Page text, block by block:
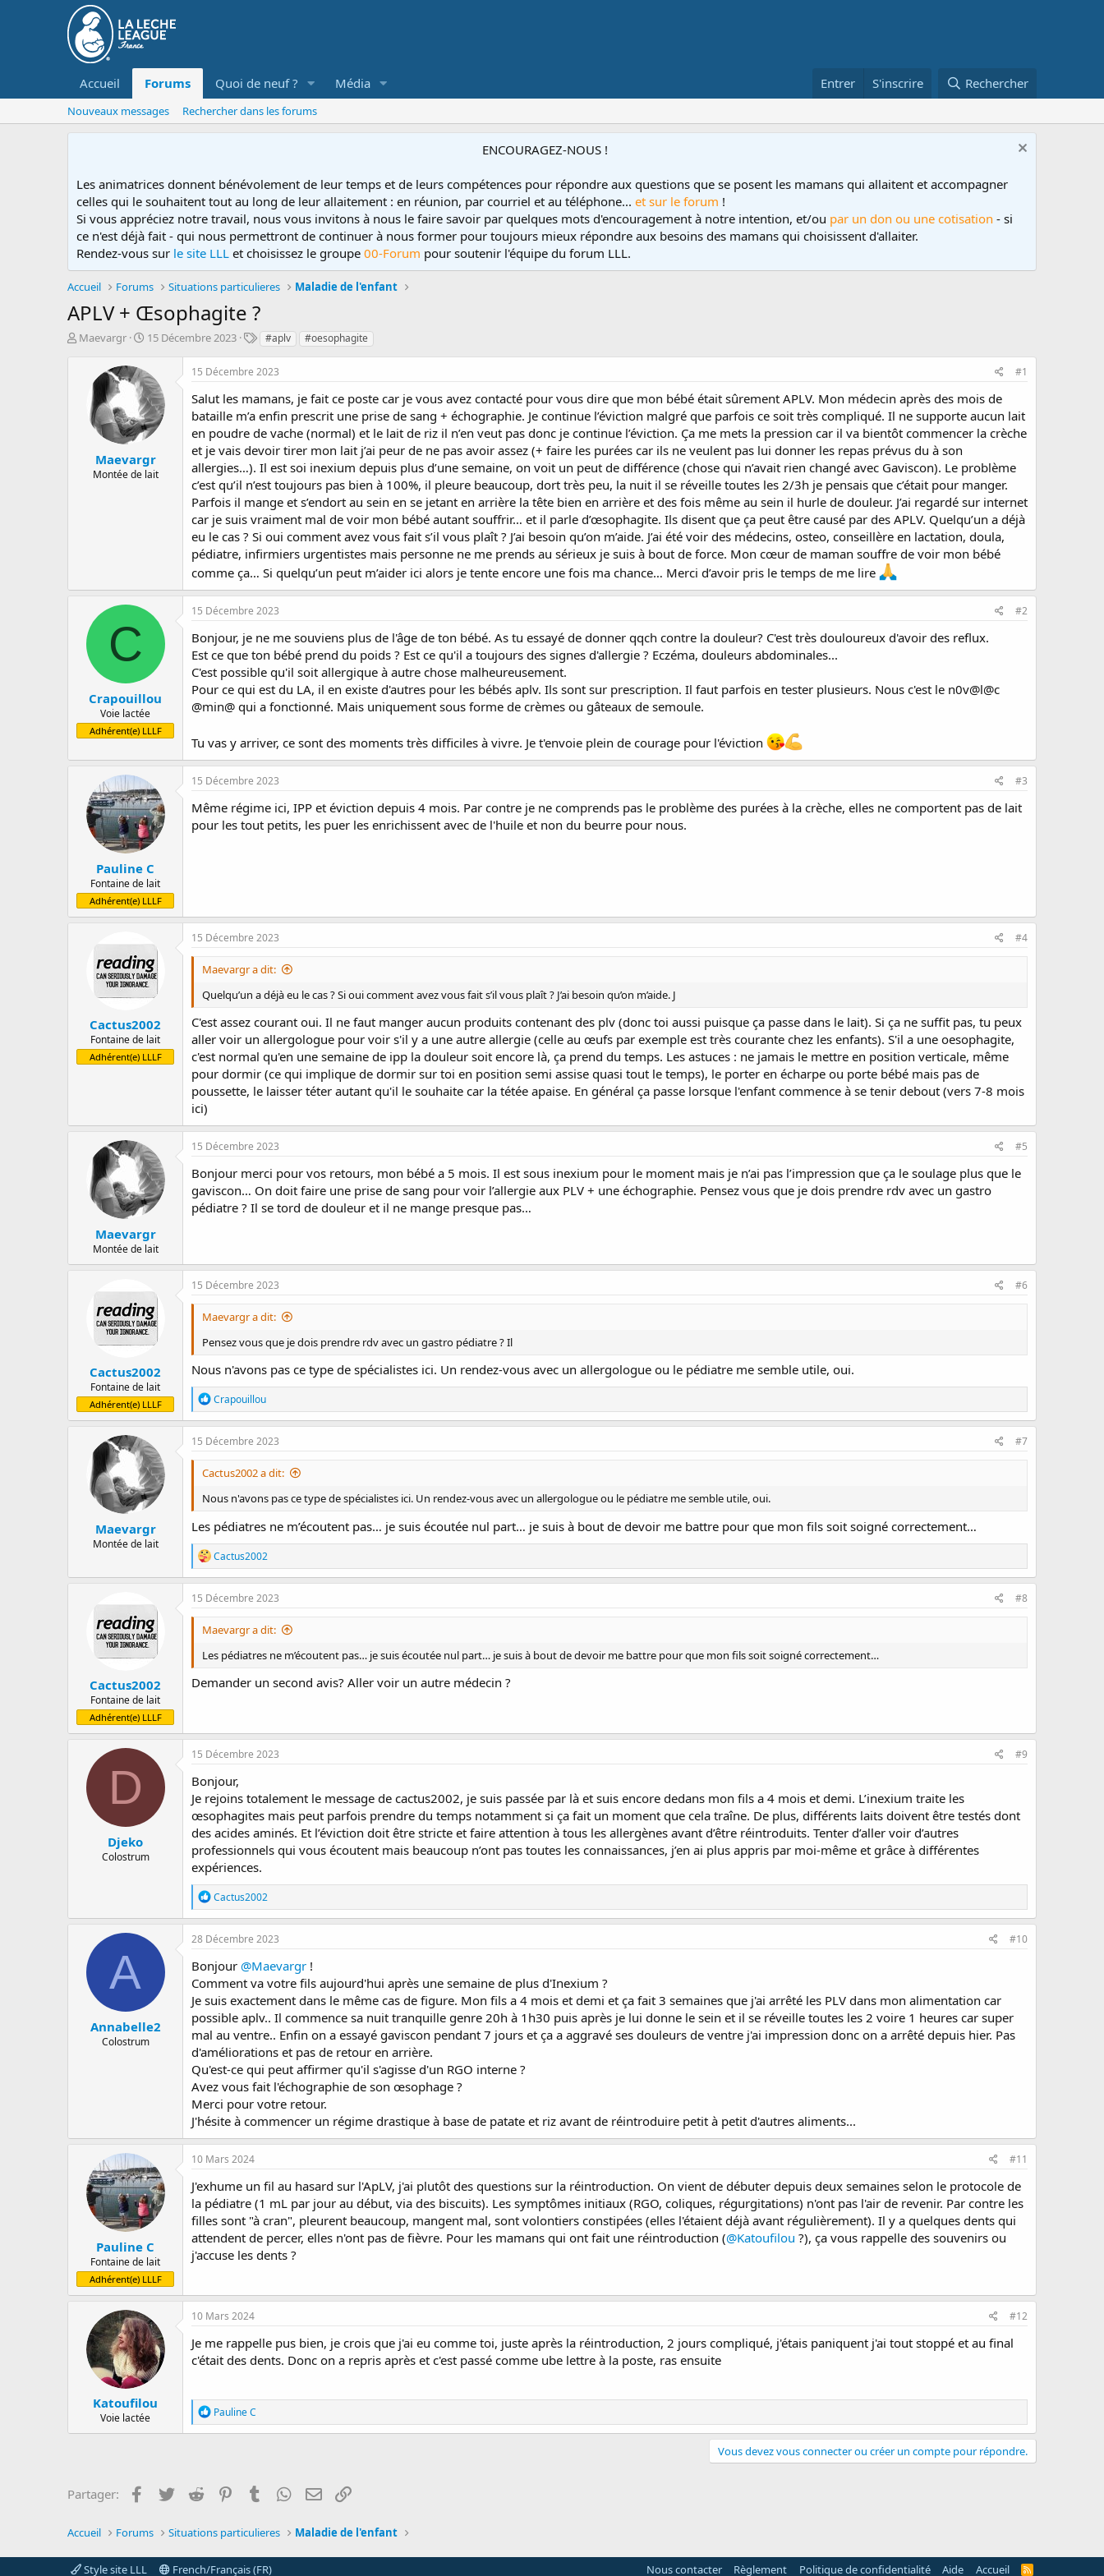
Accueil Forums Quoi de neuf ? Média Entrer S'inscrire Rechercher
Nouveaux messages Rechercher dans les forums
ENCOURAGEZ-NOUS !
Les animatrices donnent bénévolement de leur temps et de leurs compétences pour répondre aux questions que se posent les mamans qui allaitent et accompagner
celles qui le souhaitent tout au long de leur allaitement : en réunion, par courriel et au téléphone... et sur le forum !
Si vous appréciez notre travail, nous vous invitons à nous le faire savoir par quelques mots d'encouragement à notre intention, et/ou par un don ou une cotisation - si
ce n'est déjà fait - qui nous permettront de continuer à nous former pour toujours mieux répondre aux besoins des mamans qui choisissent d'allaiter.
Rendez-vous sur le site LLL et choisissez le groupe 00-Forum pour soutenir l'équipe du forum LLL.
Accueil Forums Situations particulieres Maladie de l'enfant
APLV + Œsophagite ?
D
Maevargr
D
e
d
e
d
é
b
u
15 Décembre 2023
T
g
#aplv #oesophagite
Maevargr
Montée de lait
15 Décembre 2023 #1
Salut les mamans, je fait ce poste car je vous avez contacté pour vous dire que mon bébé était sûrement APLV. Mon médecin après des mois de
bataille m’a enfin prescrit une prise de sang + échographie. Je continue l’éviction malgré que parfois ce soit très compliqué. Il ne supporte aucun lait
en poudre de vache (normal) et le lait de riz il n’en veut pas donc je continue l’éviction. Ça me mets la pression car il va bientôt commencer la crèche
et je vais devoir tirer mon lait j’ai peur de ne pas avoir assez (+ faire les purées car ils ne veulent pas lui donner les repas prévus du à son
allergies…). Il est soi inexium depuis plus d’une semaine, on voit un peut de différence (chose qui n’avait rien changé avec Gaviscon). Le problème
c’est qu’il n’est toujours pas bien à 100%, il pleure beaucoup, dort très peu, la nuit il se réveille toutes les 2/3h je pensais que c’était pour manger.
Parfois il mange et s’endort au sein en se jetant en arrière la tête bien en arrière et des fois même au sein il hurle de douleur. J’ai regardé sur internet
car je suis vraiment mal de voir mon bébé autant souffrir… et il parle d’œsophagite. Ils disent que ça peut être causé par des APLV. Quelqu’un a déjà
eu le cas ? Si oui comment avez vous fait s’il vous plaît ? J’ai besoin qu’on m’aide. J’ai été voir des médecins, osteo, conseillère en lactation, doula,
pédiatre, infirmiers urgentistes mais personne ne me prends au sérieux je suis à bout de force. Mon cœur de maman souffre de voir mon bébé
comme ça… Si quelqu’un peut m’aider ici alors je tente encore une fois ma chance… Merci d’avoir pris le temps de me lire
C
Crapouillou
Voie lactée
Adhérent(e) LLLF
15 Décembre 2023 #2
Bonjour, je ne me souviens plus de l'âge de ton bébé. As tu essayé de donner qqch contre la douleur? C'est très douloureux d'avoir des reflux.
Est ce que ton bébé prend du poids ? Est ce qu'il a toujours des signes d'allergie ? Eczéma, douleurs abdominales...
C'est possible qu'il soit allergique à autre chose malheureusement.
Pour ce qui est du LA, il en existe d'autres pour les bébés aplv. Ils sont sur prescription. Il faut parfois en tester plusieurs. Nous c'est le n0v@l@c
@min@ qui a fonctionné. Mais uniquement sous forme de crèmes ou gâteaux de semoule.
Tu vas y arriver, ce sont des moments très difficiles à vivre. Je t'envoie plein de courage pour l'éviction
Pauline C
Fontaine de lait
Adhérent(e) LLLF
15 Décembre 2023 #3
Même régime ici, IPP et éviction depuis 4 mois. Par contre je ne comprends pas le problème des purées à la crèche, elles ne comportent pas de lait
pour les tout petits, les puer les enrichissent avec de l'huile et non du beurre pour nous.
Cactus2002
Fontaine de lait
Adhérent(e) LLLF
15 Décembre 2023 #4
Maevargr a dit:
Quelqu’un a déjà eu le cas ? Si oui comment avez vous fait s’il vous plaît ? J’ai besoin qu’on m’aide. J
C'est assez courant oui. Il ne faut manger aucun produits contenant des plv (donc toi aussi puisque ça passe dans le lait). Si ça ne suffit pas, tu peux
aller voir un allergologue pour voir s'il y a une autre allergie (celle au œufs par exemple est très courante chez les enfants). S'il a une oesophagite,
c'est normal qu'en une semaine de ipp la douleur soit encore là, ça prend du temps. Les astuces : ne jamais le mettre en position verticale, même
pour dormir (ce qui implique de dormir sur toi en position semi assise quasi tout le temps), le porter en écharpe ou porte bébé mais pas de
poussette, le laisser téter autant qu'il le souhaite car la tétée apaise. En général ça passe lorsque l'enfant commence à se tenir debout (vers 7-8 mois
ici)
Maevargr
Montée de lait
15 Décembre 2023 #5
Bonjour merci pour vos retours, mon bébé a 5 mois. Il est sous inexium pour le moment mais je n’ai pas l’impression que ça le soulage plus que le
gaviscon… On doit faire une prise de sang pour voir l’allergie aux PLV + une échographie. Pensez vous que je dois prendre rdv avec un gastro
pédiatre ? Il se tord de douleur et il ne mange presque pas…
Cactus2002
Fontaine de lait
Adhérent(e) LLLF
15 Décembre 2023 #6
Maevargr a dit:
Pensez vous que je dois prendre rdv avec un gastro pédiatre ? Il
Nous n'avons pas ce type de spécialistes ici. Un rendez-vous avec un allergologue ou le pédiatre me semble utile, oui.
R
é
a
c
o
s
Crapouillou
Maevargr
Montée de lait
15 Décembre 2023 #7
Cactus2002 a dit:
Nous n'avons pas ce type de spécialistes ici. Un rendez-vous avec un allergologue ou le pédiatre me semble utile, oui.
Les pédiatres ne m’écoutent pas… je suis écoutée nul part… je suis à bout de devoir me battre pour que mon fils soit soigné correctement…
R
é
a
c
o
s
Cactus2002
Cactus2002
Fontaine de lait
Adhérent(e) LLLF
15 Décembre 2023 #8
Maevargr a dit:
Les pédiatres ne m’écoutent pas… je suis écoutée nul part… je suis à bout de devoir me battre pour que mon fils soit soigné correctement…
Demander un second avis? Aller voir un autre médecin ?
D
Djeko
Colostrum
15 Décembre 2023 #9
Bonjour,
Je rejoins totalement le message de cactus2002, je suis passée par là et suis encore dedans mon fils a 4 mois et demi. L’inexium traite les
œsophagites mais peut parfois prendre du temps notamment si ça fait un moment que cela traîne. De plus, différents laits doivent être testés dont
des acides aminés. Et l’éviction doit être stricte et faire attention à tous les allergènes avant d’être réintroduits. Tenter d’aller voir d’autres
professionnels qui vous écoutent mais beaucoup n’ont pas toutes les connaissances, j’en ai plus appris par moi-même et grâce à différentes
expériences.
R
é
a
c
i
o
n
s
:
Cactus2002
A
Annabelle2
Colostrum
28 Décembre 2023 #10
Bonjour @Maevargr !
Comment va votre fils aujourd'hui après une semaine de plus d'Inexium ?
Je suis exactement dans le même cas de figure. Mon fils a 4 mois et demi et ça fait 3 semaines que j'ai arrêté les PLV dans mon alimentation car
possible aplv.. Il commence sa nuit tranquille genre 20h à 1h30 puis après je lui donne le sein et il se réveille toutes les 2 voire 1 heures car super
mal au ventre.. Enfin on a essayé gaviscon pendant 7 jours et ça a aggravé ses douleurs de ventre j'ai impression donc on a arrêté depuis hier. Pas
d'améliorations et pas de retour en arrière.
Qu'est-ce qui peut affirmer qu'il s'agisse d'un RGO interne ?
Avez vous fait l'échographie de son œsophage ?
Merci pour votre retour.
J'hésite à commencer un régime drastique à base de patate et riz avant de réintroduire petit à petit d'autres aliments...
Pauline C
Fontaine de lait
Adhérent(e) LLLF
10 Mars 2024 #11
J'exhume un fil au hasard sur l'ApLV, j'ai plutôt des questions sur la réintroduction. On vient de débuter depuis deux semaines selon le protocole de
la pédiatre (1 mL par jour au début, via des biscuits). Les symptômes initiaux (RGO, coliques, régurgitations) n'ont pas l'air de revenir. Par contre les
filles sont "à cran", pleurent beaucoup, mangent mal, sont volontiers constipées (elles l'étaient déjà avant régulièrement). Il y a quelques dents qui
attendent de percer, elles n'ont pas de fièvre. Pour les mamans qui ont fait une réintroduction (@Katoufilou ?), ça vous rappelle des souvenirs ou
j'accuse les dents ?
Katoufilou
Voie lactée
10 Mars 2024 #12
Je me rappelle pus bien, je crois que j'ai eu comme toi, juste après la réintroduction, 2 jours compliqué, j'étais paniquent j'ai tout stoppé et au final
c'était des dents. Donc on a repris après et c'est passé comme ube lettre à la poste, ras ensuite
R
é
a
:
Pauline C
Vous devez vous connecter ou créer un compte pour répondre.
Partager: Facebook
Twitter Reddit PinterestTumblr WhatsApp
E-mail
Accueil Forums Situations particulieres Maladie de l'enfant
Style site LLL French/Français (FR) Nous contacter Règlement Politique de confidentialité Aide Accueil
R